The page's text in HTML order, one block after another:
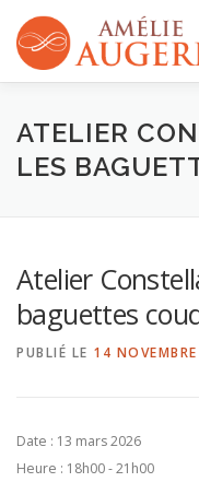
contenu
QUI SUIS-JE ?
ATELIER
LES
Atelier
baguettes
PUBLIÉ LE 14
Date : 13 mars 2026
Heure : 18h00 - 21h00